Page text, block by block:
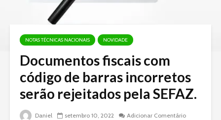
NOTAS TÉCNICAS NACIONAIS NOVIDADE
Documentos fiscais com
código de barras incorretos
serão rejeitados pela SEFAZ.
Daniel setembro 10, 2022
Adicionar Comentário